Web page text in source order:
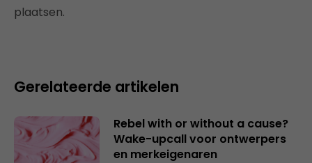
plaatsen.
Gerelateerde artikelen
Rebel with or without a cause?
Wake-upcall voor ontwerpers
en merkeigenaren